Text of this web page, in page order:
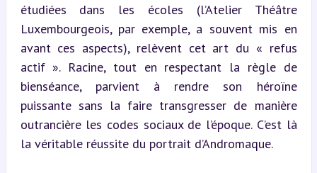
étudiées dans les écoles (l’Atelier Théâtre
Luxembourgeois, par exemple, a souvent mis en
avant ces aspects), relèvent cet art du « refus
actif ». Racine, tout en respectant la règle de
bienséance, parvient à rendre son héroïne
puissante sans la faire transgresser de manière
outrancière les codes sociaux de l’époque. C’est là
la véritable réussite du portrait d’Andromaque.